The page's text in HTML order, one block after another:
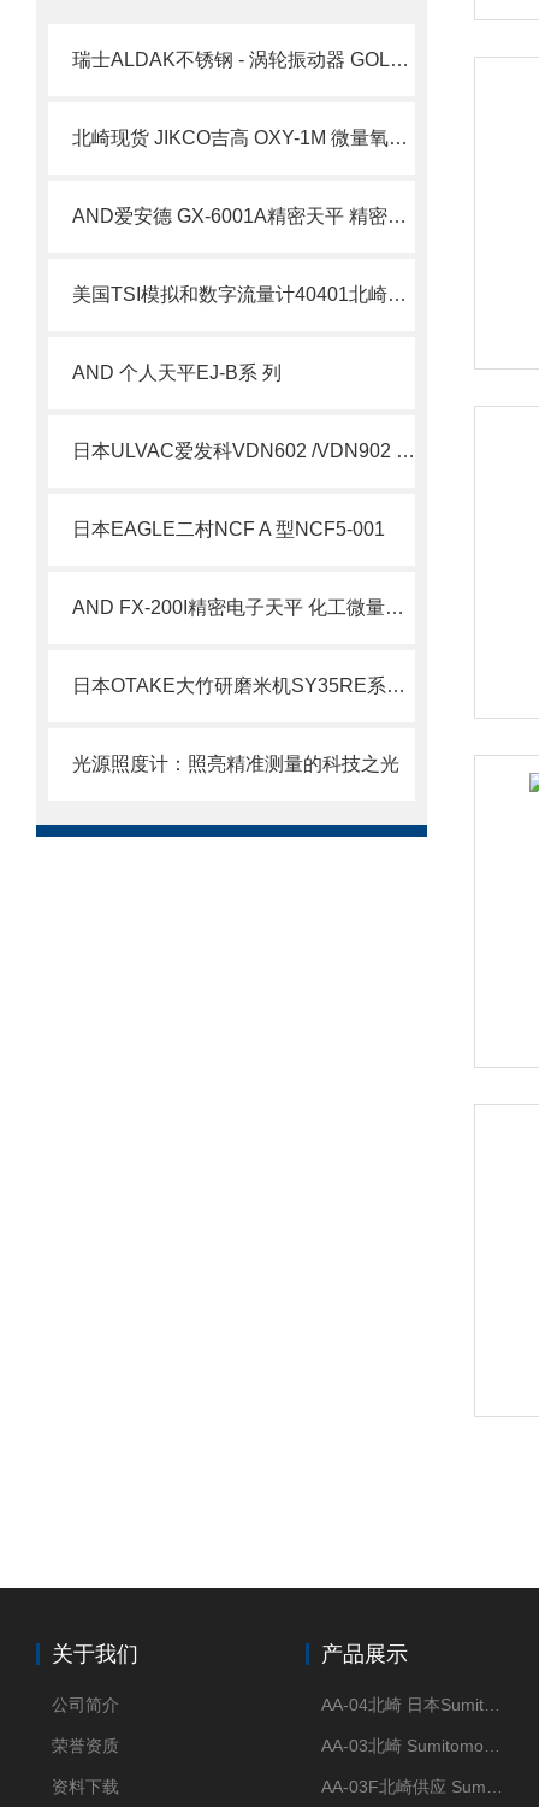
瑞士ALDAK不锈钢 - 涡轮振动器 GOLDEN TURBINE GTRF - 系列北崎有售
北崎现货 JIKCO吉高 OXY-1M 微量氧气分析仪 简介
AND爱安德 GX-6001A精密天平 精密科研与品质质检场景应用技术
美国TSI模拟和数字流量计40401北崎库存销售
AND 个人天平EJ-B系 列
日本ULVAC爱发科VDN602 /VDN902 油旋片式真空泵
日本EAGLE二村NCF A 型NCF5-001
AND FX-200I精密电子天平 化工微量试样检测仪器 简介
日本OTAKE大竹研磨米机SY35RE系列北崎热卖
光源照度计：照亮精准测量的科技之光
关于我们
公司简介
荣誉资质
资料下载
产品展示